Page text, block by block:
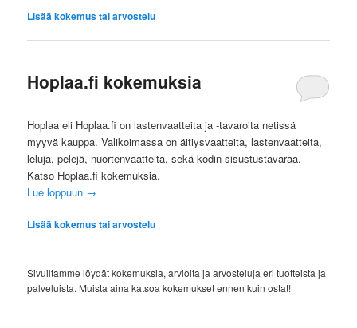
Lisää kokemus tai arvostelu
Hoplaa.fi kokemuksia
Hoplaa eli Hoplaa.fi on lastenvaatteita ja -tavaroita netissä
myyvä kauppa. Valikoimassa on äitiysvaatteita, lastenvaatteita,
leluja, pelejä, nuortenvaatteita, sekä kodin sisustustavaraa.
Katso Hoplaa.fi kokemuksia.
Lue loppuun →
Lisää kokemus tai arvostelu
Sivuiltamme löydät kokemuksia, arvioita ja arvosteluja eri tuotteista ja
palveluista. Muista aina katsoa kokemukset ennen kuin ostat!